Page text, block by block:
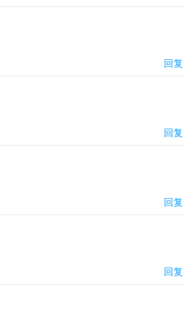
回复
回复
回复
回复